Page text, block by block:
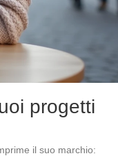
progetti
il suo marchio: